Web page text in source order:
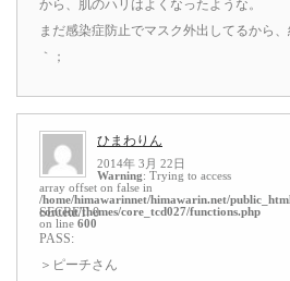
から、肌のハリはよくなったような。
まだ感染症防止でマスク外出してるから
｀；
ひまわりん
2014年 3月 22日
Warning: Trying to access
array offset on false in
/home/himawarinnet/himawarin.net/
content/themes/core_tcd027/functions.php
on line 600
SECRET: 0
PASS:
＞ピーチさん